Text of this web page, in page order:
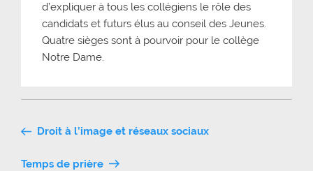
d’expliquer à tous les collégiens le rôle des
candidats et futurs élus au conseil des Jeunes.
Quatre sièges sont à pourvoir pour le collège
Notre Dame.
Navigation
de
Droit à l’image et réseaux sociaux
Temps de prière